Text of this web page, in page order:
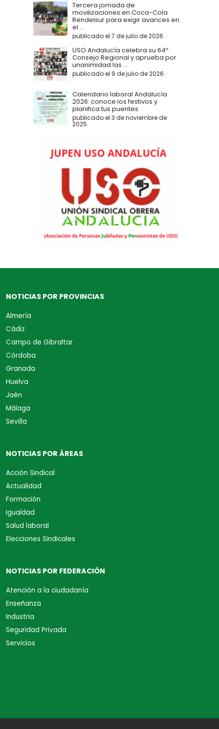
Tercera jornada de
movilizaciones en Coca-Cola
Rendelsur para exigir avances en
el ...
publicado el 7 de julio de 2026
USO Andalucía celebra su 64º
Consejo Regional y aprueba por
unanimidad las ...
publicado el 9 de julio de 2026
Calendario laboral Andalucía
2026: conoce los festivos y
planifica tus puentes
publicado el 3 de noviembre de
2025
NOTICIAS POR PROVINCIAS
Almería
Cádiz
Campo de Gibraltar
Córdoba
Granada
Huelva
Jaén
Málaga
Sevilla
NOTICIAS POR ÁREAS
Acción Sindical
Actualidad
Formación
Igualdad
Salud laboral
Elecciones Sindicales
NOTICIAS POR FEDERACIÓN
Atención a la ciudadanía
Enseñanza
Industria
Seguridad Privada
Servicios